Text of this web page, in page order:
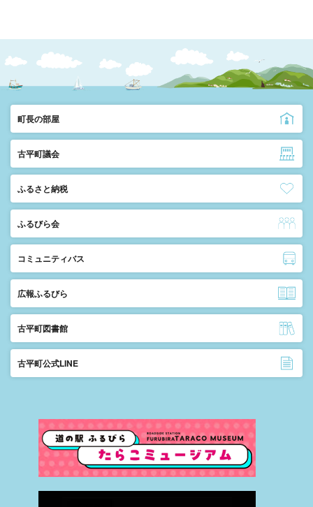
町長の部屋
古平町議会
ふるさと納税
ふるびら会
コミュニティバス
広報ふるびら
古平町図書館
古平町公式LINE